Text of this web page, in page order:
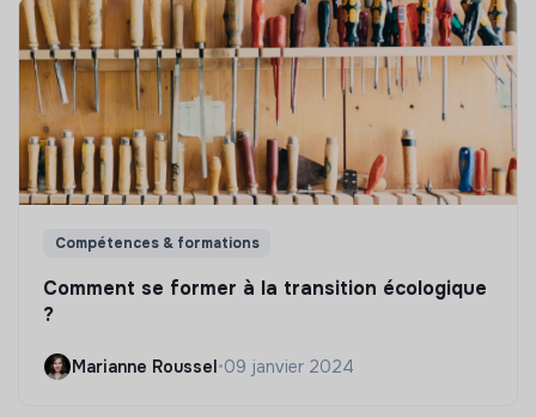
Compétences & formations
Comment se former à la transition écologique
?
Marianne Roussel•09 janvier 2024